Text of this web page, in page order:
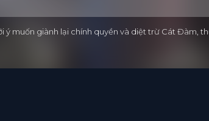
muốn giành lại chính quyền và diệt trừ Cát Đàm,